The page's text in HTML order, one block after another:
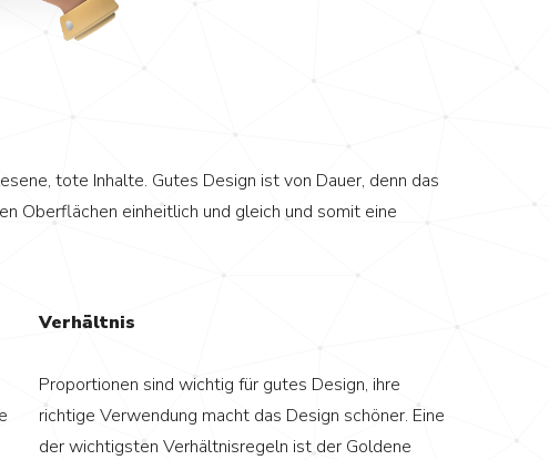
tote Inhalte. Gutes Design ist von Dauer, denn das
Oberflächen einheitlich und gleich und somit eine
Verhältnis
Proportionen sind wichtig für gutes Design, ihre
richtige Verwendung macht das Design schöner. Eine
der wichtigsten Verhältnisregeln ist der Goldene